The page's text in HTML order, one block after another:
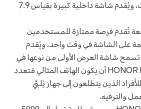
إلى تجربة شبيهة بالتابلت، ويُقدم شاشة داخلية كبيرة بقياس 7.9
تُقدم فرصة ممتازة للمستخدمين
على الشاشة في وقت واحد، ويُقدم
شاشة العرض الأولى من نوعها في
السوق لهاتف HONOR Magic Vs أن يكون الهاتف المثالي مُتعدد
الذين يتطلعون إلى جهاز يُلبّي
والترفيه.